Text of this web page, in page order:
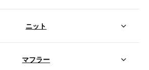
ニット
マフラー